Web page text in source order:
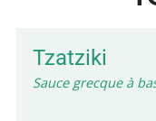
Tzatziki
Sauce grecque à